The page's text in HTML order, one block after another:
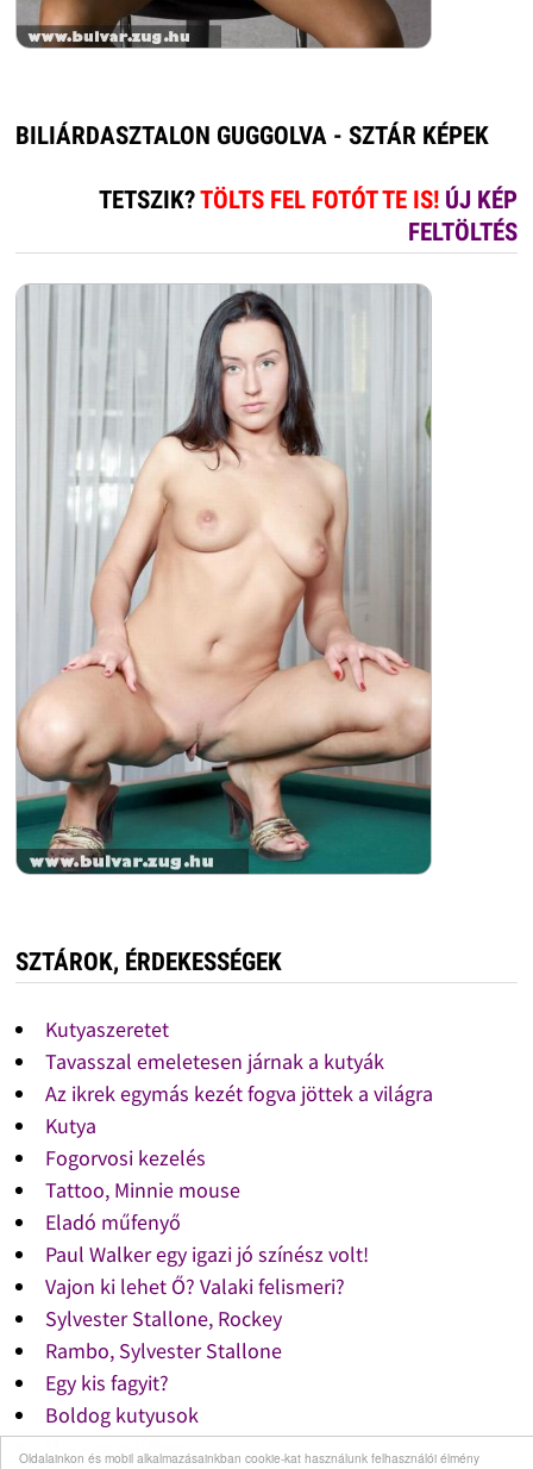
Oldalainkon és mobil alkalmazásainkban cookie-kat használunk felhasználói élmény
BILIÁRDASZTALON GUGGOLVA - SZTÁR KÉPEK
TETSZIK?TÖLTS FEL FOTÓT TE IS! ÚJ KÉP
FELTÖLTÉS
SZTÁROK, ÉRDEKESSÉGEK
Kutyaszeretet
Tavasszal emeletesen járnak a kutyák
Az ikrek egymás kezét fogva jöttek a világra
Kutya
Fogorvosi kezelés
Tattoo, Minnie mouse
Eladó műfenyő
Paul Walker egy igazi jó színész volt!
Vajon ki lehet Ő? Valaki felismeri?
Sylvester Stallone, Rockey
Rambo, Sylvester Stallone
Egy kis fagyit?
Boldog kutyusok
Macska pulóver